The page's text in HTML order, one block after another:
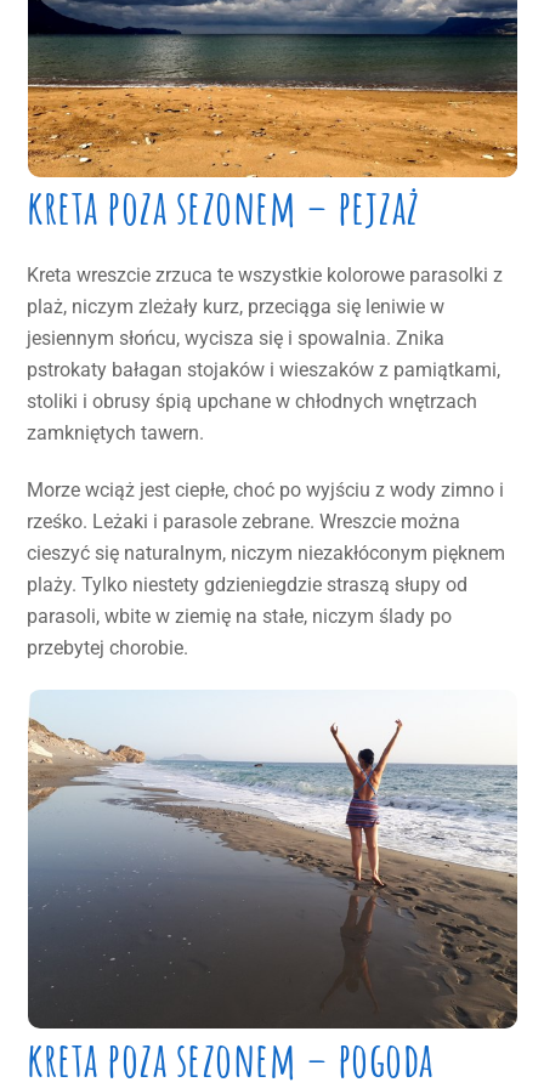
kreta poza sezonem – pejzaż
Kreta wreszcie zrzuca te wszystkie kolorowe parasolki z
plaż, niczym zleżały kurz, przeciąga się leniwie w
jesiennym słońcu, wycisza się i spowalnia. Znika
pstrokaty bałagan stojaków i wieszaków z pamiątkami,
stoliki i obrusy śpią upchane w chłodnych wnętrzach
zamkniętych tawern.
Morze wciąż jest ciepłe, choć po wyjściu z wody zimno i
rześko. Leżaki i parasole zebrane. Wreszcie można
cieszyć się naturalnym, niczym niezakłóconym pięknem
plaży. Tylko niestety gdzieniegdzie straszą słupy od
parasoli, wbite w ziemię na stałe, niczym ślady po
przebytej chorobie.
kreta poza sezonem – pogoda